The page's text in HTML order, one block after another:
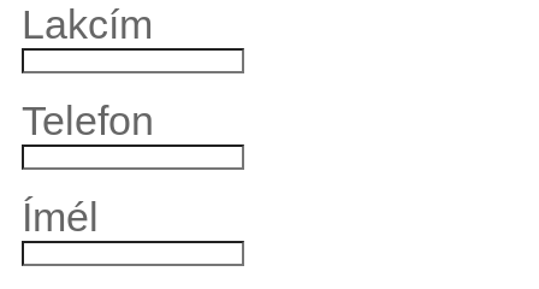
Lakcím
Telefon
Ímél